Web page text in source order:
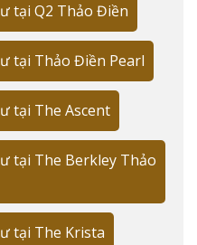
tại Q2 Thảo Điền
tại Thảo Điền Pearl
tại The Ascent
tại The Berkley Thảo
tại The Krista